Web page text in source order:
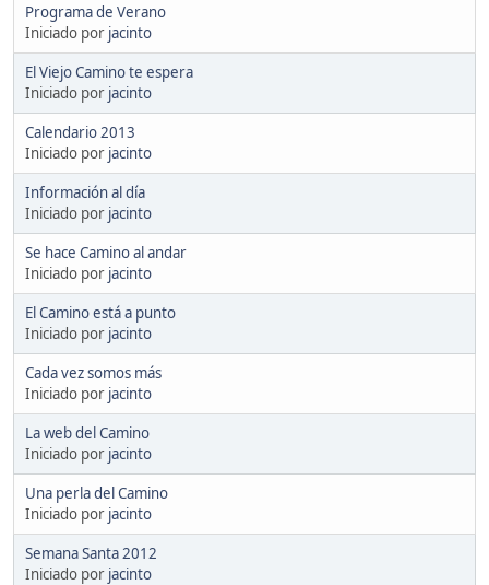
Programa de Verano
Iniciado por jacinto
El Viejo Camino te espera
Iniciado por jacinto
Calendario 2013
Iniciado por jacinto
Información al día
Iniciado por jacinto
Se hace Camino al andar
Iniciado por jacinto
El Camino está a punto
Iniciado por jacinto
Cada vez somos más
Iniciado por jacinto
La web del Camino
Iniciado por jacinto
Una perla del Camino
Iniciado por jacinto
Semana Santa 2012
Iniciado por jacinto